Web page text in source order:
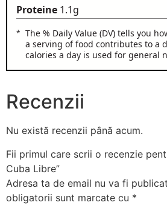
Proteine 1.1g
The % Daily Value (DV) tells you
a serving of food contributes to a
calories a day is used for general
Recenzii
Nu există recenzii până acum.
Fii primul care scrii o recenzie
Cuba Libre”
Adresa ta de email nu va fi
obligatorii sunt marcate cu *